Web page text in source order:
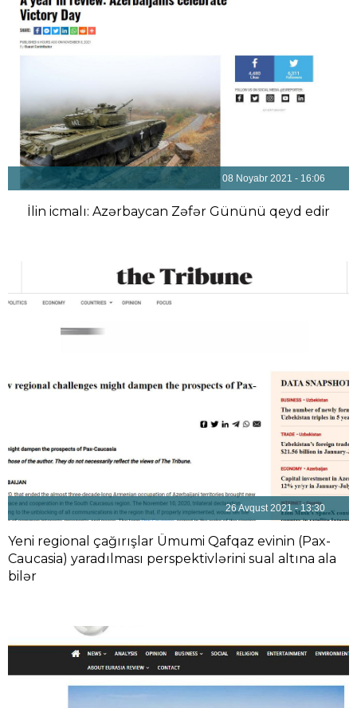
08 Noyabr 2021 - 16:06
İlin icmalı: Azərbaycan Zəfər Gününü qeyd edir
26 Avqust 2021 - 13:30
Yeni regional çağırışlar Ümumi Qafqaz evinin (Pax-
Caucasia) yaradılması perspektivlərini sual altına ala
bilər